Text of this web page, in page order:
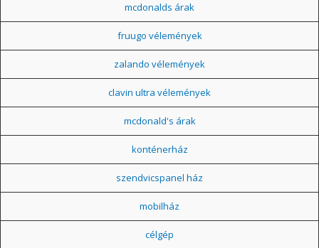
mcdonalds árak
fruugo vélemények
zalando vélemények
clavin ultra vélemények
mcdonald's árak
konténerház
szendvicspanel ház
mobilház
célgép